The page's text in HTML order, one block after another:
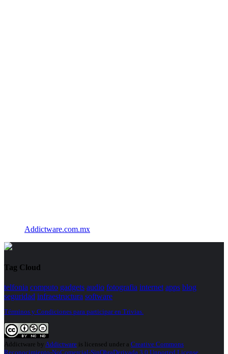
Addictware.com.mx
Tag Cloud
telfonia computo gadgets audio fotografia internet apps blog
seguridad infraestructura software
Términos y Condiciones para participar en Trivias.
Addictware by Addictware is licensed under a Creative Commons
Reconocimiento-NoComercial-SinObraDerivada 3.0 Unported License